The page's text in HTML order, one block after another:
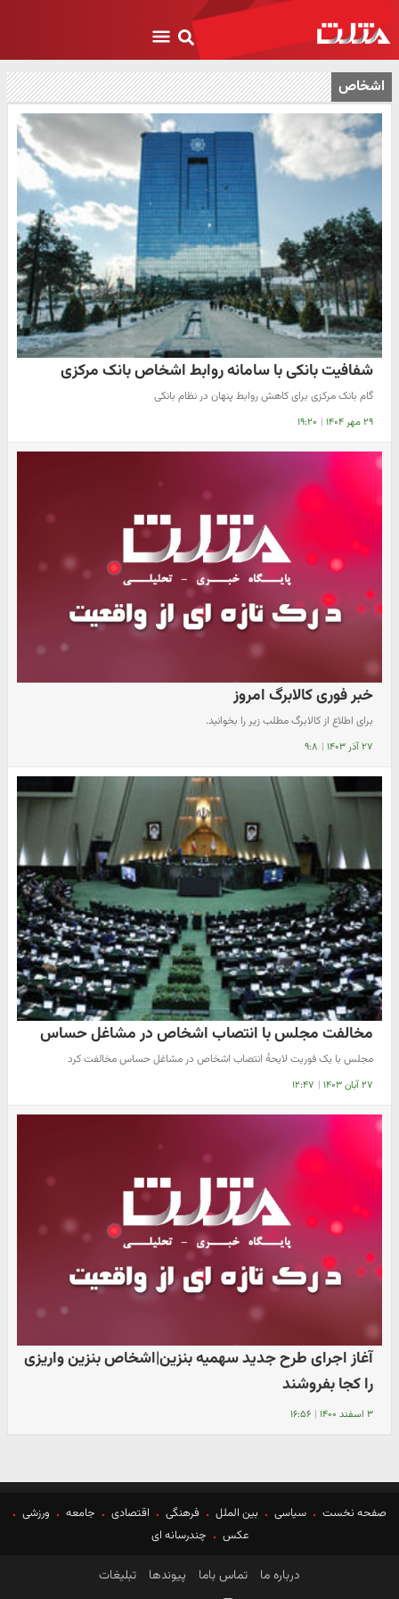
اشخاص
شفافیت بانکی با سامانه روابط اشخاص بانک مرکزی
گام بانک مرکزی برای کاهش روابط پنهان در نظام بانکی
۲۹ مهر ۱۴۰۴ | ۱۹:۲۰
خبر فوری کالابرگ امروز
برای اطلاع از کالابرگ مطلب زیر را بخوانید.
۲۷ آذر ۱۴۰۳ | ۹:۸
مخالفت مجلس با انتصاب اشخاص در مشاغل حساس
مجلس با یک فوریت لایحهٔ انتصاب اشخاص در مشاغل حساس مخالفت کرد
۲۷ آبان ۱۴۰۳ | ۱۲:۴۷
آغاز اجرای طرح جدید سهمیه بنزین|اشخاص بنزین واریزی
را کجا بفروشند
۳ اسفند ۱۴۰۰ | ۱۶:۵۶
صفحه نخست سیاسی بین الملل فرهنگی اقتصادی جامعه
ورزشی
عکس
چندرسانه ای
درباره ما تماس باما پیوندها تبلیغات